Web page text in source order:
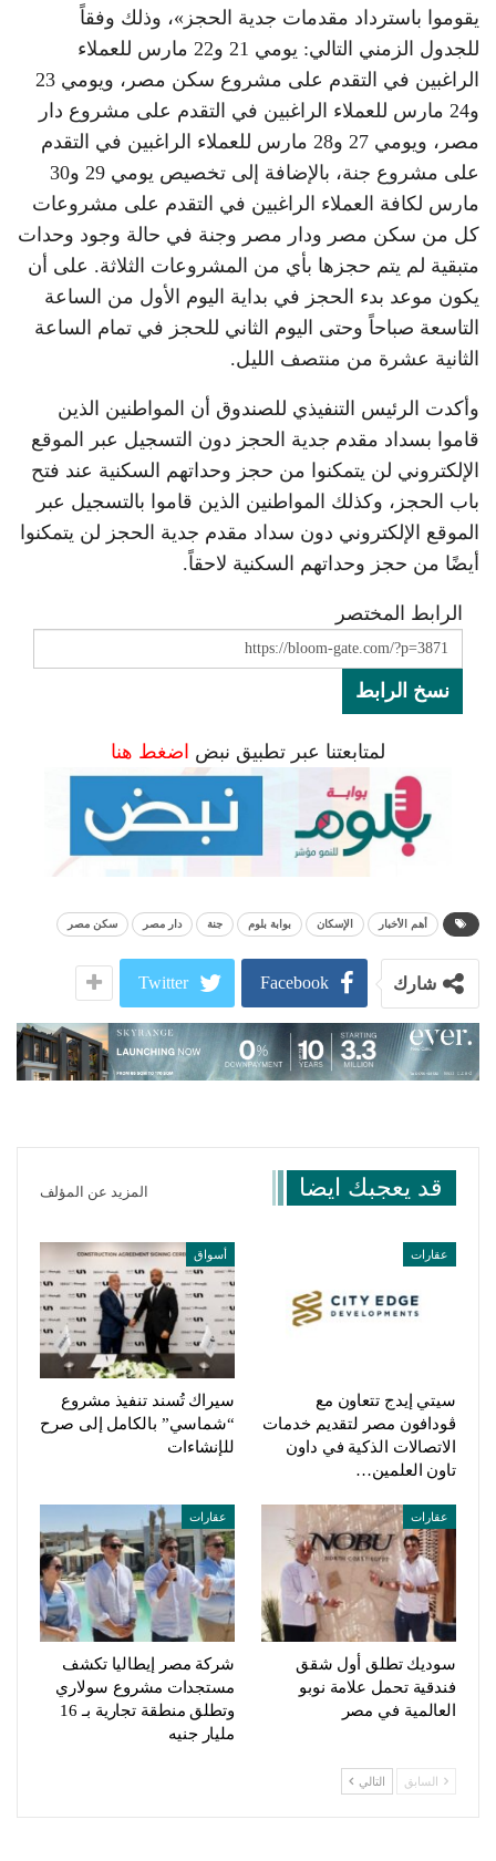
يقوموا باسترداد مقدمات جدية الحجز»، وذلك وفقاً
للجدول الزمني التالي: يومي 21 و22 مارس للعملاء
الراغبين في التقدم على مشروع سكن مصر، ويومي 23
و24 مارس للعملاء الراغبين في التقدم على مشروع دار
مصر، ويومي 27 و28 مارس للعملاء الراغبين في التقدم
على مشروع جنة، بالإضافة إلى تخصيص يومي 29 و30
مارس لكافة العملاء الراغبين في التقدم على مشروعات
كل من سكن مصر ودار مصر وجنة في حالة وجود وحدات
متبقية لم يتم حجزها بأي من المشروعات الثلاثة. على أن
يكون موعد بدء الحجز في بداية اليوم الأول من الساعة
التاسعة صباحاً وحتى اليوم الثاني للحجز في تمام الساعة
الثانية عشرة من منتصف الليل.
وأكدت الرئيس التنفيذي للصندوق أن المواطنين الذين
قاموا بسداد مقدم جدية الحجز دون التسجيل عبر الموقع
الإلكتروني لن يتمكنوا من حجز وحداتهم السكنية عند فتح
باب الحجز، وكذلك المواطنين الذين قاموا بالتسجيل عبر
الموقع الإلكتروني دون سداد مقدم جدية الحجز لن يتمكنوا
أيضًا من حجز وحداتهم السكنية لاحقاً.
الرابط المختصر
نسخ الرابط
لمتابعتنا عبر تطبيق نبض اضغط هنا
أهم الأخبار الإسكان بوابة بلوم جنة دار مصر سكن مصر
شارك Facebook
Twitter
قد يعجبك ايضا المزيد عن المؤلف
عقارات
سيتي إيدج تتعاون مع
ڤودافون مصر لتقديم خدمات
الاتصالات الذكية في داون
تاون العلمين…
أسواق
سيراك تُسند تنفيذ مشروع
“شماسي” بالكامل إلى صرح
للإنشاءات
عقارات
سوديك تطلق أول شقق
فندقية تحمل علامة نوبو
العالمية في مصر
عقارات
شركة مصر إيطاليا تكشف
مستجدات مشروع سولاري
وتطلق منطقة تجارية بـ 16
مليار جنيه
السابق التالي